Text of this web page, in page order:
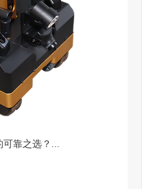
靠之选？...